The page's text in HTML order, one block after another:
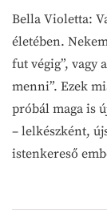
Bella Violetta:
életében.
fut végig”, vagy
menni”. Ezek
próbál maga is
– lelkészként,
istenkereső